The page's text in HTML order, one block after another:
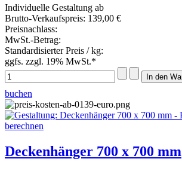
Individuelle Gestaltung ab
Brutto-Verkaufspreis: 139,00 €
Preisnachlass:
MwSt.-Betrag:
Standardisierter Preis / kg:
ggfs. zzgl. 19% MwSt.*
buchen
Deckenhänger 700 x 700 mm